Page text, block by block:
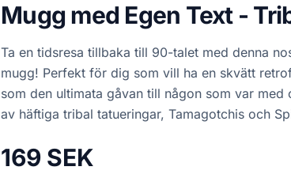
Mugg med Egen Text -
Ta en tidsresa tillbaka till 90-talet med denna
mugg! Perfekt för dig som vill ha en skvätt
som den ultimata gåvan till någon som var med
av häftiga tribal tatueringar, Tamagotchis och
169 SEK